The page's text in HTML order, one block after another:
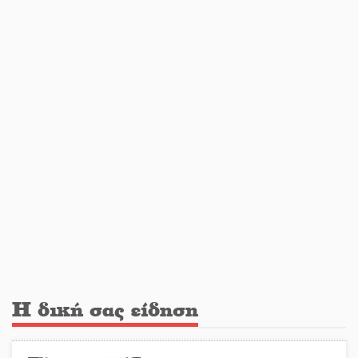
Πλούσιο πολιτιστικό πρόγραμμα
Η δική σας είδηση